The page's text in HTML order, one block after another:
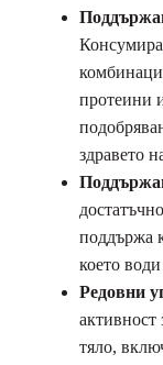
протеини
здравето
поддържа
което
Редовни
активност
тяло,